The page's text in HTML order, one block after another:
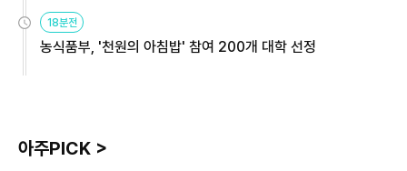
18분전
농식품부, '천원의 아침밥' 참여 200개 대학 선정
아주PICK >